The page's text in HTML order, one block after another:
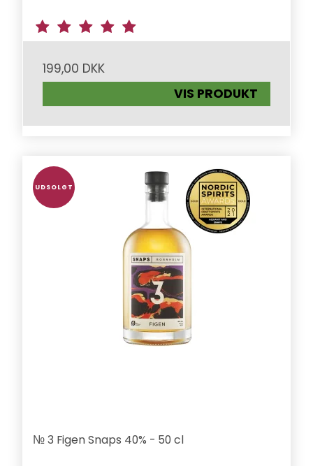
199,00 DKK
VIS PRODUKT
UDSOLGT
№ 3 Figen Snaps 40% - 50 cl